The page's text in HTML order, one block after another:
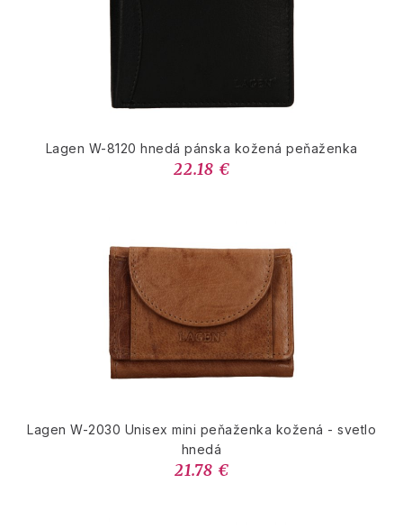
Lagen W-8120 hnedá pánska kožená peňaženka
22.18 €
Lagen W-2030 Unisex mini peňaženka kožená - svetlo
hnedá
21.78 €